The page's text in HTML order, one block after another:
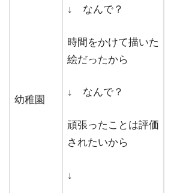
幼稚園
↓ なんで？
時間をかけて描いた
絵だったから
↓ なんで？
頑張ったことは評価
されたいから
↓